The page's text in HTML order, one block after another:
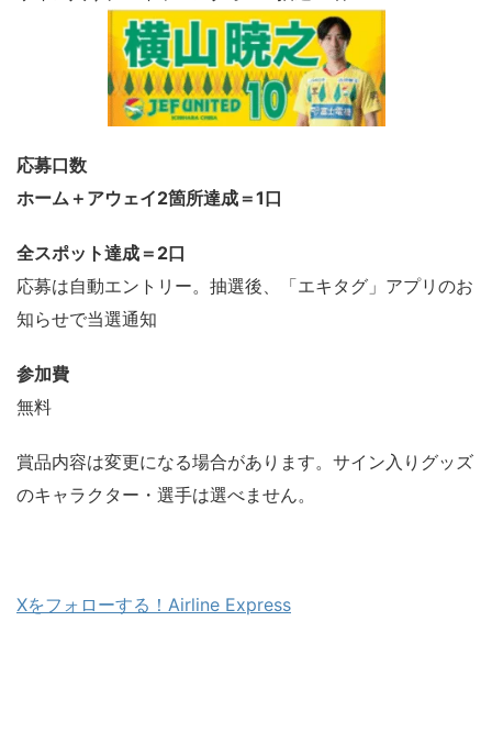
応募口数
ホーム＋アウェイ2箇所達成＝1口
全スポット達成＝2口
応募は自動エントリー。抽選後、「エキタグ」アプリのお
知らせで当選通知
参加費
無料
賞品内容は変更になる場合があります。サイン入りグッズ
のキャラクター・選手は選べません。
Xをフォローする！Airline Express